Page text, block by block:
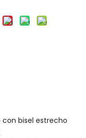
bisel estrecho